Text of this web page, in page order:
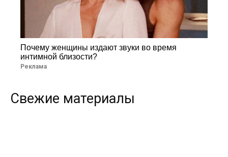
Почему женщины издают звуки во время
интимной близости?
Реклама
Свежие материалы